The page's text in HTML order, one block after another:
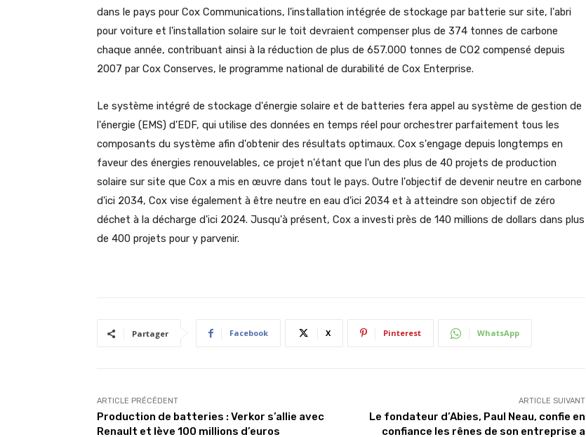
dans le pays pour Cox Communications, l'installation intégrée de stockage par batterie sur site, l'abri
pour voiture et l'installation solaire sur le toit devraient compenser plus de 374 tonnes de carbone
chaque année, contribuant ainsi à la réduction de plus de 657.000 tonnes de CO2 compensé depuis
2007 par Cox Conserves, le programme national de durabilité de Cox Enterprise.
Le système intégré de stockage d'énergie solaire et de batteries fera appel au système de gestion de
l'énergie (EMS) d'EDF, qui utilise des données en temps réel pour orchestrer parfaitement tous les
composants du système afin d'obtenir des résultats optimaux. Cox s'engage depuis longtemps en
faveur des énergies renouvelables, ce projet n'étant que l'un des plus de 40 projets de production
solaire sur site que Cox a mis en œuvre dans tout le pays. Outre l'objectif de devenir neutre en carbone
d'ici 2034, Cox vise également à être neutre en eau d'ici 2034 et à atteindre son objectif de zéro
déchet à la décharge d'ici 2024. Jusqu'à présent, Cox a investi près de 140 millions de dollars dans plus
de 400 projets pour y parvenir.
Partager Facebook X Pinterest WhatsApp
ARTICLE PRÉCÉDENT
Production de batteries : Verkor s’allie avec
Renault et lève 100 millions d’euros
ARTICLE SUIVANT
Le fondateur d’Abies, Paul Neau, confie en
confiance les rênes de son entreprise a